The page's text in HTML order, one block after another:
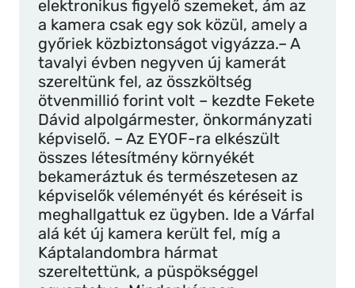
elektronikus figyelő szemeket, ám az
a kamera csak egy sok közül, amely a
győriek közbiztonságot vigyázza.– A
tavalyi évben negyven új kamerát
szereltünk fel, az összköltség
ötvenmillió forint volt – kezdte Fekete
Dávid alpolgármester, önkormányzati
képviselő. – Az EYOF-ra elkészült
összes létesítmény környékét
bekameráztuk és természetesen az
képviselők véleményét és kéréseit is
meghallgattuk ez ügyben. Ide a Várfal
alá két új kamera került fel, míg a
Káptalandombra hármat
szereltettünk, a püspökséggel